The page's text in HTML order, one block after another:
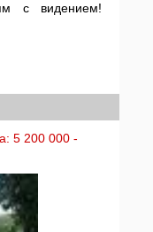
с видением!
5 200 000 -